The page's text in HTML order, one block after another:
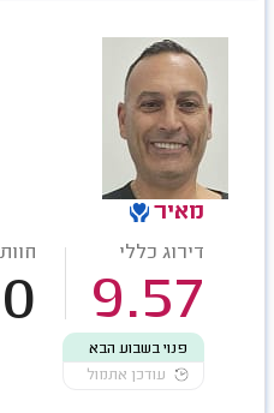
מאיר
דירוג כללי
9.57
פנוי בשבוע הבא
עודכן אתמול